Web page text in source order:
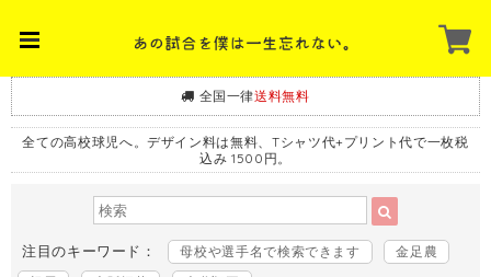
全国一律送料無料
全ての高校球児へ。デザイン料は無料、Tシャツ代+プリント代で一枚税
込み 1500円。
注目のキーワード： 母校や選手名で検索できます
金足農